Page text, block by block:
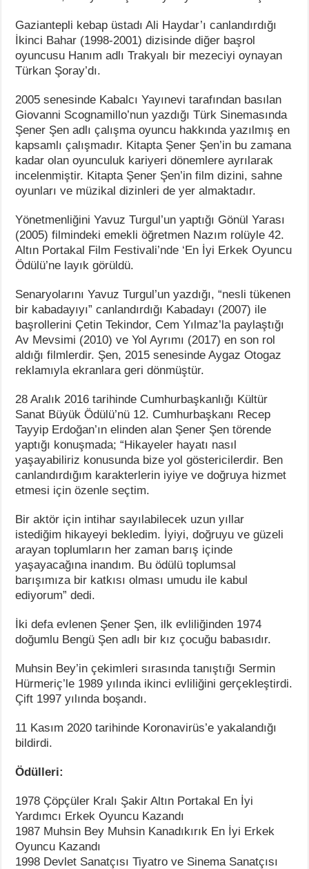
Gaziantepli kebap üstadı Ali Haydar’ı canlandırdığı
İkinci Bahar (1998-2001) dizisinde diğer başrol
oyuncusu Hanım adlı Trakyalı bir mezeciyi oynayan
Türkan Şoray’dı.
2005 senesinde Kabalcı Yayınevi tarafından basılan
Giovanni Scognamillo’nun yazdığı Türk Sinemasında
Şener Şen adlı çalışma oyuncu hakkında yazılmış en
kapsamlı çalışmadır. Kitapta Şener Şen’in bu zamana
kadar olan oyunculuk kariyeri dönemlere ayrılarak
incelenmiştir. Kitapta Şener Şen’in film dizini, sahne
oyunları ve müzikal dizinleri de yer almaktadır.
Yönetmenliğini Yavuz Turgul’un yaptığı Gönül Yarası
(2005) filmindeki emekli öğretmen Nazım rolüyle 42.
Altın Portakal Film Festivali’nde ‘En İyi Erkek Oyuncu
Ödülü’ne layık görüldü.
Senaryolarını Yavuz Turgul’un yazdığı, “nesli tükenen
bir kabadayıyı” canlandırdığı Kabadayı (2007) ile
başrollerini Çetin Tekindor, Cem Yılmaz’la paylaştığı
Av Mevsimi (2010) ve Yol Ayrımı (2017) en son rol
aldığı filmlerdir. Şen, 2015 senesinde Aygaz Otogaz
reklamıyla ekranlara geri dönmüştür.
28 Aralık 2016 tarihinde Cumhurbaşkanlığı Kültür
Sanat Büyük Ödülü’nü 12. Cumhurbaşkanı Recep
Tayyip Erdoğan’ın elinden alan Şener Şen törende
yaptığı konuşmada; “Hikayeler hayatı nasıl
yaşayabiliriz konusunda bize yol göstericilerdir. Ben
canlandırdığım karakterlerin iyiye ve doğruya hizmet
etmesi için özenle seçtim.
Bir aktör için intihar sayılabilecek uzun yıllar
istediğim hikayeyi bekledim. İyiyi, doğruyu ve güzeli
arayan toplumların her zaman barış içinde
yaşayacağına inandım. Bu ödülü toplumsal
barışımıza bir katkısı olması umudu ile kabul
ediyorum” dedi.
İki defa evlenen Şener Şen, ilk evliliğinden 1974
doğumlu Bengü Şen adlı bir kız çocuğu babasıdır.
Muhsin Bey’in çekimleri sırasında tanıştığı Sermin
Hürmeriç’le 1989 yılında ikinci evliliğini gerçekleştirdi.
Çift 1997 yılında boşandı.
11 Kasım 2020 tarihinde Koronavirüs’e yakalandığı
bildirdi.
Ödülleri:
1978 Çöpçüler Kralı Şakir Altın Portakal En İyi
Yardımcı Erkek Oyuncu Kazandı
1987 Muhsin Bey Muhsin Kanadıkırık En İyi Erkek
Oyuncu Kazandı
1998 Devlet Sanatçısı Tiyatro ve Sinema Sanatçısı